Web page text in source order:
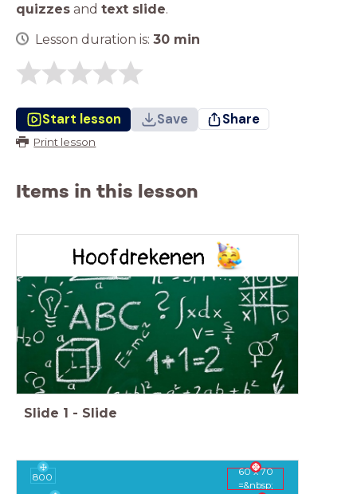
quizzes and text slide.
Lesson duration is: 30 min
Start lesson Save Share
Print lesson
Items in this lesson
Hoofdrekenen
Slide 1 - Slide
60 x 70
=&nbsp;
800